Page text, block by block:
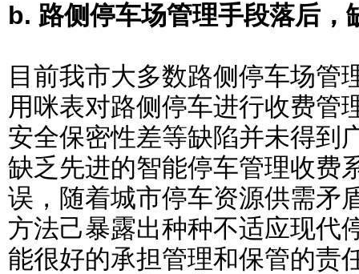
b. 路侧停车场管理手段落后，
目前我市大多数路侧停车场管
用咪表对路侧停车进行收费管
安全保密性差等缺陷并未得到
缺乏先进的智能停车管理收费
误，随着城市停车资源供需矛
方法己暴露出种种不适应现代
能很好的承担管理和保管的责